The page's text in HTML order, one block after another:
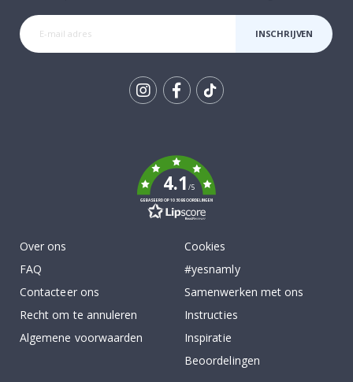
INSCHRIJVEN
4.1/5
GEBASEERD OP 1030 BEOORDELINGEN
Over ons
FAQ
Contacteer ons
Recht om te annuleren
Algemene voorwaarden
Cookies
#yesnamly
Samenwerken met ons
Instructies
Inspiratie
Beoordelingen